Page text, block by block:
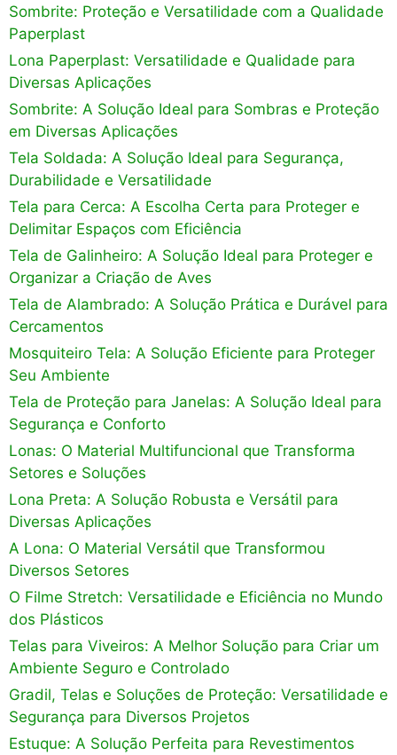
Sombrite: Proteção e Versatilidade com a Qualidade
Paperplast
Lona Paperplast: Versatilidade e Qualidade para
Diversas Aplicações
Sombrite: A Solução Ideal para Sombras e Proteção
em Diversas Aplicações
Tela Soldada: A Solução Ideal para Segurança,
Durabilidade e Versatilidade
Tela para Cerca: A Escolha Certa para Proteger e
Delimitar Espaços com Eficiência
Tela de Galinheiro: A Solução Ideal para Proteger e
Organizar a Criação de Aves
Tela de Alambrado: A Solução Prática e Durável para
Cercamentos
Mosquiteiro Tela: A Solução Eficiente para Proteger
Seu Ambiente
Tela de Proteção para Janelas: A Solução Ideal para
Segurança e Conforto
Lonas: O Material Multifuncional que Transforma
Setores e Soluções
Lona Preta: A Solução Robusta e Versátil para
Diversas Aplicações
A Lona: O Material Versátil que Transformou
Diversos Setores
O Filme Stretch: Versatilidade e Eficiência no Mundo
dos Plásticos
Telas para Viveiros: A Melhor Solução para Criar um
Ambiente Seguro e Controlado
Gradil, Telas e Soluções de Proteção: Versatilidade e
Segurança para Diversos Projetos
Estuque: A Solução Perfeita para Revestimentos